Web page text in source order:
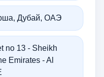
Дубай, ОАЭ
no 13 - Sheikh
Emirates - Al